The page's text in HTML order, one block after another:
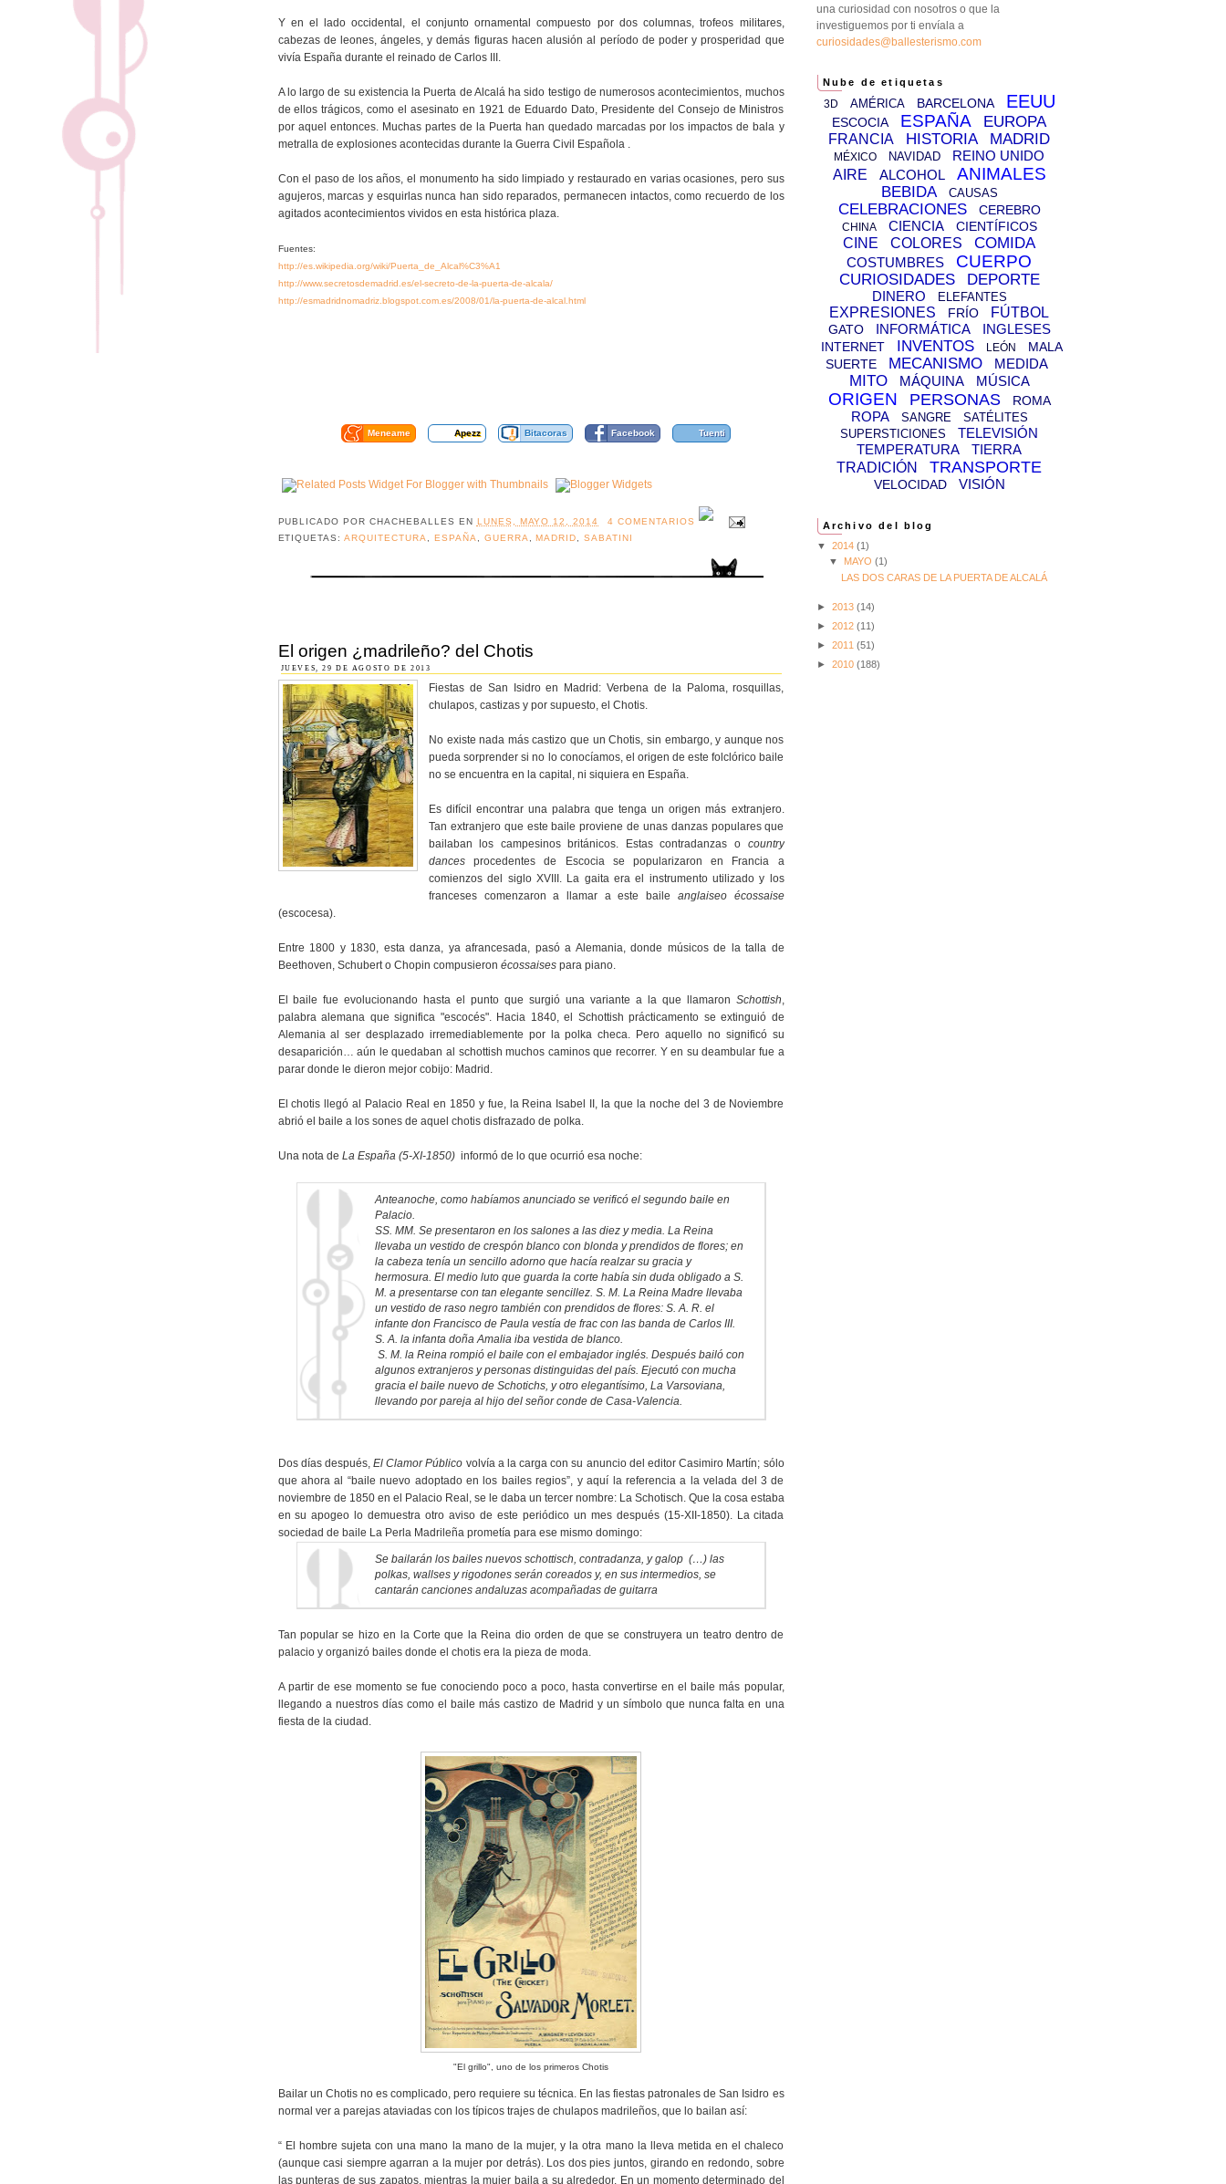
Y en el lado occidental, el conjunto ornamental compuesto por dos columnas, trofeos militares,
cabezas de leones, ángeles, y demás figuras hacen alusión al período de poder y prosperidad que
vivía España durante el reinado de Carlos III.
A lo largo de su existencia la Puerta de Alcalá ha sido testigo de numerosos acontecimientos, muchos
de ellos trágicos, como el asesinato en 1921 de Eduardo Dato, Presidente del Consejo de Ministros
por aquel entonces. Muchas partes de la Puerta han quedado marcadas por los impactos de bala y
metralla de explosiones acontecidas durante la Guerra Civil Española .
Con el paso de los años, el monumento ha sido limpiado y restaurado en varias ocasiones, pero sus
agujeros, marcas y esquirlas nunca han sido reparados, permanecen intactos, como recuerdo de los
agitados acontecimientos vividos en esta histórica plaza.
Fuentes:
http://es.wikipedia.org/wiki/Puerta_de_Alcal%C3%A1
http://www.secretosdemadrid.es/el-secreto-de-la-puerta-de-alcala/
http://esmadridnomadriz.blogspot.com.es/2008/01/la-puerta-de-alcal.html
Meneame Apezz Bitacoras Facebook Tuenti
PUBLICADO PORCHACHEBALLES EN LUNES, MAYO 12, 2014
4 COMENTARIOS
ETIQUETAS:ARQUITECTURA ESPAÑA GUERRA ,MADRID ,SABATINI
El origen ¿madrileño? del Chotis
JUEVES, 29 DE AGOSTO DE 2013
Fiestas de San Isidro en Madrid: Verbena de la Paloma, rosquillas,
chulapos, castizas y por supuesto, el Chotis.
No existe nada más castizo que un Chotis, sin embargo, y aunque nos
pueda sorprender si no lo conocíamos, el origen de este folclórico baile
no se encuentra en la capital, ni siquiera en España.
Es difícil encontrar una palabra que tenga un origen más extranjero.
Tan extranjero que este baile proviene de unas danzas populares que
bailaban los campesinos británicos. Estas contradanzas o country
dancesprocedentes de Escocia se popularizaron en Francia a
comienzos del siglo XVIII. La gaita era el instrumento utilizado y los
franceses comenzaron a llamar a este baile anglaiseo écossaise
(escocesa).
Entre 1800 y 1830, esta danza, ya afrancesada, pasó a Alemania, donde músicos de la talla de
Beethoven, Schubert o Chopin compusieron écossaisespara piano.
El baile fue evolucionando hasta el punto que surgió una variante a la que llamaron Schottish,
palabra alemana que significa "escocés". Hacia 1840, el Schottish prácticamento se extinguió de
Alemania al ser desplazado irremediablemente por la polka checa. Pero aquello no significó su
desaparición… aún le quedaban al schottish muchos caminos que recorrer. Y en su deambular fue a
parar donde le dieron mejor cobijo: Madrid.
El chotis llegó al Palacio Real en 1850 y fue, la Reina Isabel II, la que la noche del 3 de Noviembre
abrió el baile a los sones de aquel chotis disfrazado de polka.
Una nota de La España (5-XI-1850) informó de lo que ocurrió esa noche:
Anteanoche, como habíamos anunciado se verificó el segundo baile en
Palacio.
SS. MM. Se presentaron en los salones a las diez y media. La Reina
llevaba un vestido de crespón blanco con blonda y prendidos de flores; en
la cabeza tenía un sencillo adorno que hacía realzar su gracia y
hermosura. El medio luto que guarda la corte había sin duda obligado a S.
M. a presentarse con tan elegante sencillez. S. M. La Reina Madre llevaba
un vestido de raso negro también con prendidos de flores: S. A. R. el
infante don Francisco de Paula vestía de frac con las banda de Carlos III.
S. A. la infanta doña Amalia iba vestida de blanco.
S. M. la Reina rompió el baile con el embajador inglés. Después bailó con
algunos extranjeros y personas distinguidas del país. Ejecutó con mucha
gracia el baile nuevo de Schotichs, y otro elegantísimo, La Varsoviana,
llevando por pareja al hijo del señor conde de Casa-Valencia.
Dos días después,El Clamor Público volvía a la carga con su anuncio del editor Casimiro Martín; sólo
que ahora al “baile nuevo adoptado en los bailes regios”, y aquí la referencia a la velada del 3 de
noviembre de 1850 en el Palacio Real, se le daba un tercer nombre: La Schotisch. Que la cosa estaba
en su apogeo lo demuestra otro aviso de este periódico un mes después (15-XII-1850). La citada
sociedad de baile La Perla Madrileña prometía para ese mismo domingo:
Se bailarán los bailes nuevos schottisch, contradanza, y galop (…) las
polkas, wallses y rigodones serán coreados y, en sus intermedios, se
cantarán canciones andaluzas acompañadas de guitarra
Tan popular se hizo en la Corte que la Reina dio orden de que se construyera un teatro dentro de
palacio y organizó bailes donde el chotis era la pieza de moda.
A partir de ese momento se fue conociendo poco a poco, hasta convertirse en el baile más popular,
llegando a nuestros días como el baile más castizo de Madrid y un símbolo que nunca falta en una
fiesta de la ciudad.
"El grillo", uno de los primeros Chotis
Bailar un Chotis no es complicado, pero requiere su técnica. En las fiestas patronales de San Isidro es
normal ver a parejas ataviadas con los típicos trajes de chulapos madrileños, que lo bailan así:
“ El hombre sujeta con una mano la mano de la mujer, y la otra mano la lleva metida en el chaleco
(aunque casi siempre agarran a la mujer por detrás). Los dos pies juntos, girando en redondo, sobre
las punteras de sus zapatos, mientras la mujer baila a su alrededor. En un momento determinado del
una curiosidad con nosotros o que la
investiguemos por ti envíala a
curiosidades@ballesterismo.com
Nube de etiquetas
3D AMÉRICA BARCELONA EEUU
ESCOCIA ESPAÑA EUROPA
FRANCIA HISTORIA MADRID
MÉXICO NAVIDAD
REINO UNIDO
AIRE
ALCOHOL ANIMALES
BEBIDA CAUSAS
CELEBRACIONES CEREBRO
CHINA CIENCIA CIENTÍFICOS
CINE COLORES COMIDA
COSTUMBRES CUERPO
CURIOSIDADES DEPORTE
DINERO ELEFANTES
EXPRESIONES FRÍO FÚTBOL
GATO INFORMÁTICA INGLESES
INTERNET INVENTOS LEÓN
MALA
SUERTE
MECANISMO MEDIDA
MITO MÁQUINA MÚSICA
ORIGEN PERSONAS ROMA
ROPA SANGRE
SATÉLITES
SUPERSTICIONES
TELEVISIÓN
TEMPERATURA
TIERRA
TRADICIÓN
TRANSPORTE
VELOCIDAD VISIÓN
Archivo del blog
▼ 2014 (1)
▼
MAYO (1)
LAS DOS CARAS DE LA PUERTA DE ALCALÁ
► 2013 (14)
► 2012 (11)
► 2011 (51)
► 2010 (188)